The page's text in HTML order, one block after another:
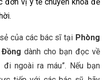
của các bác sĩ tại Phòng
Đồngdành cho bạn đọc về
ngoài ra máu”. Nếu bạn